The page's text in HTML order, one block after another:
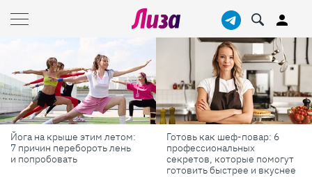
Готовь как шеф-повар: 6
профессиональных
секретов, которые помогут
готовить быстрее и вкуснее
Масштабные
самые красивые
России в августе